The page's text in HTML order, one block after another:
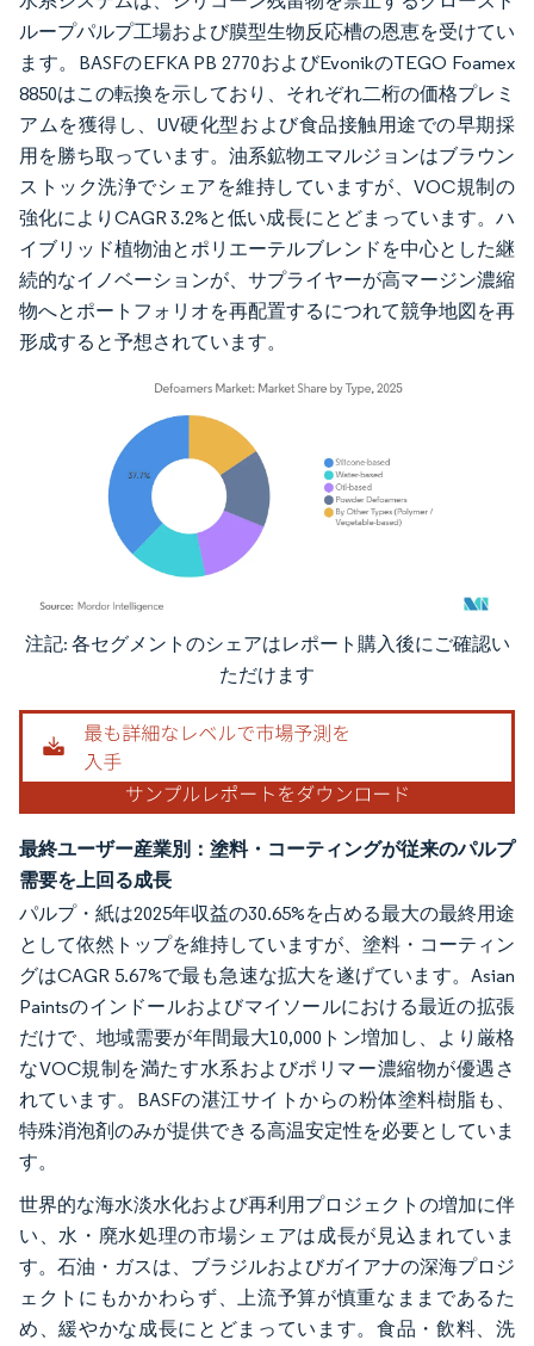
ループパルプ工場および膜型生物反応槽の恩恵を受けてい
ます。BASFのEFKA PB 2770およびEvonikのTEGO Foamex
8850はこの転換を示しており、それぞれ二桁の価格プレミ
アムを獲得し、UV硬化型および食品接触用途での早期採
用を勝ち取っています。油系鉱物エマルジョンはブラウン
ストック洗浄でシェアを維持していますが、VOC規制の
強化によりCAGR 3.2%と低い成長にとどまっています。ハ
イブリッド植物油とポリエーテルブレンドを中心とした継
続的なイノベーションが、サプライヤーが高マージン濃縮
物へとポートフォリオを再配置するにつれて競争地図を再
形成すると予想されています。
画像 © Mordor Intelligence。再利用にはCC BY 4.0の表示が必要です。
注記: 各セグメントのシェアはレポート購入後にご確認い
ただけます
最終ユーザー産業別：塗料・コーティングが従来のパルプ
需要を上回る成長
パルプ・紙は2025年収益の30.65%を占める最大の最終用途
として依然トップを維持していますが、塗料・コーティン
グはCAGR 5.67%で最も急速な拡大を遂げています。Asian
Paintsのインドールおよびマイソールにおける最近の拡張
だけで、地域需要が年間最大10,000トン増加し、より厳格
なVOC規制を満たす水系およびポリマー濃縮物が優遇さ
れています。BASFの湛江サイトからの粉体塗料樹脂も、
特殊消泡剤のみが提供できる高温安定性を必要としていま
す。
世界的な海水淡水化および再利用プロジェクトの増加に伴
い、水・廃水処理の市場シェアは成長が見込まれていま
す。石油・ガスは、ブラジルおよびガイアナの深海プロジ
ェクトにもかかわらず、上流予算が慎重なままであるた
め、緩やかな成長にとどまっています。食品・飲料、洗